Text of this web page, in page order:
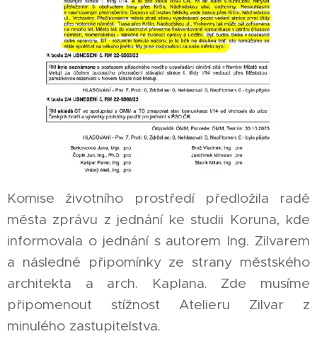
Komise životního prostředí předložila radě
města zprávu z jednání ke studii Koruna, kde
informovala o jednání s autorem Ing. Zilvarem
a následné připomínky ze strany městského
architekta a arch. Kaplana. Zde musíme
připomenout stížnost Atelieru Zilvar z
minulého zastupitelstva.